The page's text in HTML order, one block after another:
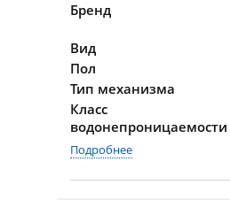
Бренд
Вид
Пол
Тип механизма
Класс
водонепроницаемости
Подробнее